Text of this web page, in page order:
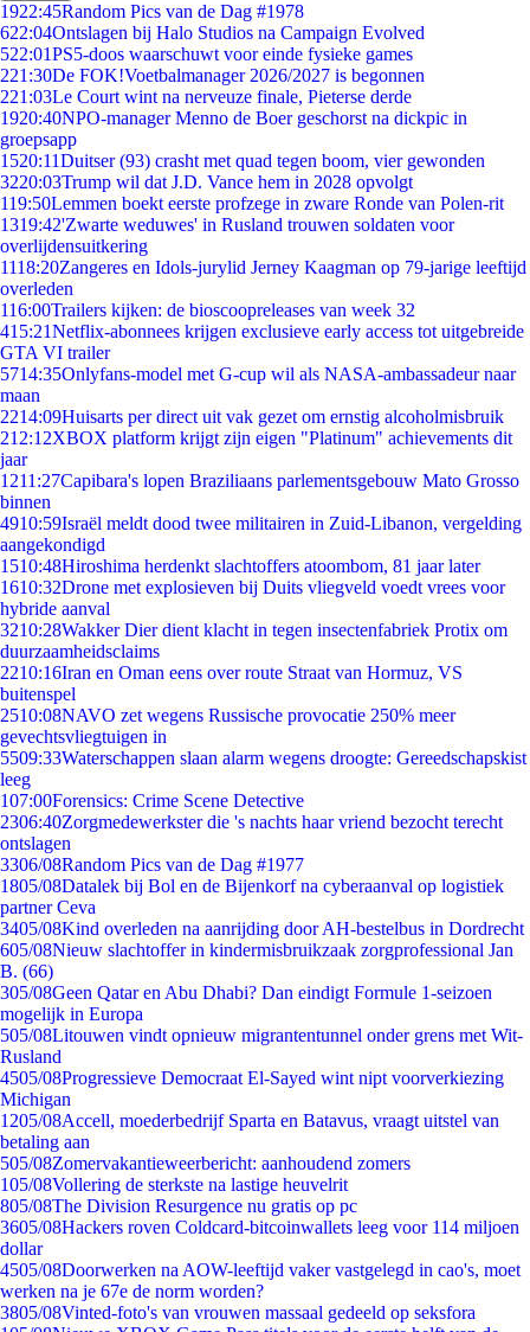
1922:45Random Pics van de Dag #1978
622:04Ontslagen bij Halo Studios na Campaign Evolved
522:01PS5-doos waarschuwt voor einde fysieke games
221:30De FOK!Voetbalmanager 2026/2027 is begonnen
221:03Le Court wint na nerveuze finale, Pieterse derde
1920:40NPO-manager Menno de Boer geschorst na dickpic in
groepsapp
1520:11Duitser (93) crasht met quad tegen boom, vier gewonden
3220:03Trump wil dat J.D. Vance hem in 2028 opvolgt
119:50Lemmen boekt eerste profzege in zware Ronde van Polen-rit
1319:42'Zwarte weduwes' in Rusland trouwen soldaten voor
overlijdensuitkering
1118:20Zangeres en Idols-jurylid Jerney Kaagman op 79-jarige leeftijd
overleden
116:00Trailers kijken: de bioscoopreleases van week 32
415:21Netflix-abonnees krijgen exclusieve early access tot uitgebreide
GTA VI trailer
5714:35Onlyfans-model met G-cup wil als NASA-ambassadeur naar
maan
2214:09Huisarts per direct uit vak gezet om ernstig alcoholmisbruik
212:12XBOX platform krijgt zijn eigen "Platinum" achievements dit
jaar
1211:27Capibara's lopen Braziliaans parlementsgebouw Mato Grosso
binnen
4910:59Israël meldt dood twee militairen in Zuid-Libanon, vergelding
aangekondigd
1510:48Hiroshima herdenkt slachtoffers atoombom, 81 jaar later
1610:32Drone met explosieven bij Duits vliegveld voedt vrees voor
hybride aanval
3210:28Wakker Dier dient klacht in tegen insectenfabriek Protix om
duurzaamheidsclaims
2210:16Iran en Oman eens over route Straat van Hormuz, VS
buitenspel
2510:08NAVO zet wegens Russische provocatie 250% meer
gevechtsvliegtuigen in
5509:33Waterschappen slaan alarm wegens droogte: Gereedschapskist
leeg
107:00Forensics: Crime Scene Detective
2306:40Zorgmedewerkster die 's nachts haar vriend bezocht terecht
ontslagen
3306/08Random Pics van de Dag #1977
1805/08Datalek bij Bol en de Bijenkorf na cyberaanval op logistiek
partner Ceva
3405/08Kind overleden na aanrijding door AH-bestelbus in Dordrecht
605/08Nieuw slachtoffer in kindermisbruikzaak zorgprofessional Jan
B. (66)
305/08Geen Qatar en Abu Dhabi? Dan eindigt Formule 1-seizoen
mogelijk in Europa
505/08Litouwen vindt opnieuw migrantentunnel onder grens met Wit-
Rusland
4505/08Progressieve Democraat El-Sayed wint nipt voorverkiezing
Michigan
1205/08Accell, moederbedrijf Sparta en Batavus, vraagt uitstel van
betaling aan
505/08Zomervakantieweerbericht: aanhoudend zomers
105/08Vollering de sterkste na lastige heuvelrit
805/08The Division Resurgence nu gratis op pc
3605/08Hackers roven Coldcard-bitcoinwallets leeg voor 114 miljoen
dollar
4505/08Doorwerken na AOW-leeftijd vaker vastgelegd in cao's, moet
werken na je 67e de norm worden?
3805/08Vinted-foto's van vrouwen massaal gedeeld op seksfora